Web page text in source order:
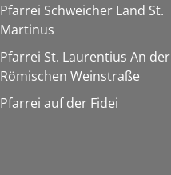
Pfarrei Schweicher Land St.
Martinus
Pfarrei St. Laurentius An der
Römischen Weinstraße
Pfarrei auf der Fidei